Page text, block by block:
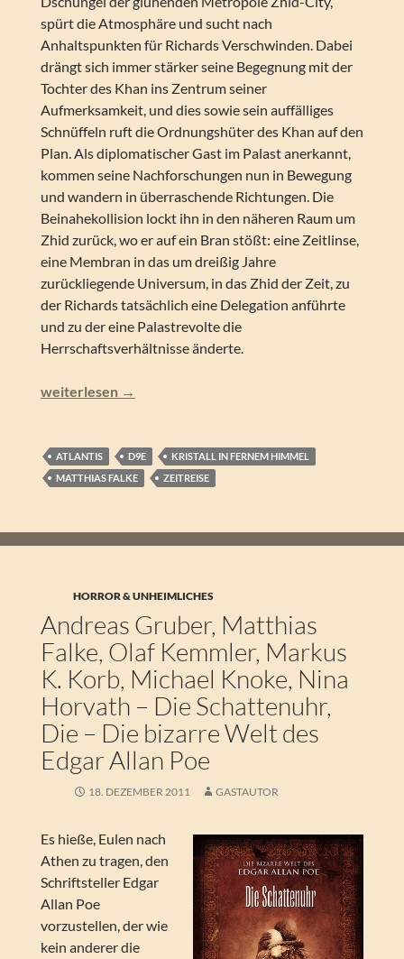
spürt die Atmosphäre und sucht nach
Anhaltspunkten für Richards Verschwinden. Dabei
drängt sich immer stärker seine Begegnung mit der
Tochter des Khan ins Zentrum seiner
Aufmerksamkeit, und dies sowie sein auffälliges
Schnüffeln ruft die Ordnungshüter des Khan auf den
Plan. Als diplomatischer Gast im Palast anerkannt,
kommen seine Nachforschungen nun in Bewegung
und wandern in überraschende Richtungen. Die
Beinahekollision lockt ihn in den näheren Raum um
Zhid zurück, wo er auf ein Bran stößt: eine Zeitlinse,
eine Membran in das um dreißig Jahre
zurückliegende Universum, in das Zhid der Zeit, zu
der Richards tatsächlich eine Delegation anführte
und zu der eine Palastrevolte die
Herrschaftsverhältnisse änderte.
Matthias Falke – Bran
weiterlesen →
ATLANTIS D9E
KRISTALL IN FERNEM HIMMEL
MATTHIAS FALKE
ZEITREISE
HORROR & UNHEIMLICHES
Andreas Gruber, Matthias
Falke, Olaf Kemmler, Markus
K. Korb, Michael Knoke, Nina
Horvath – Die Schattenuhr,
Die – Die bizarre Welt des
Edgar Allan Poe
18. DEZEMBER 2011 GASTAUTOR
Es hieße, Eulen nach
Athen zu tragen, den
Schriftsteller Edgar
Allan Poe
vorzustellen, der wie
kein anderer die